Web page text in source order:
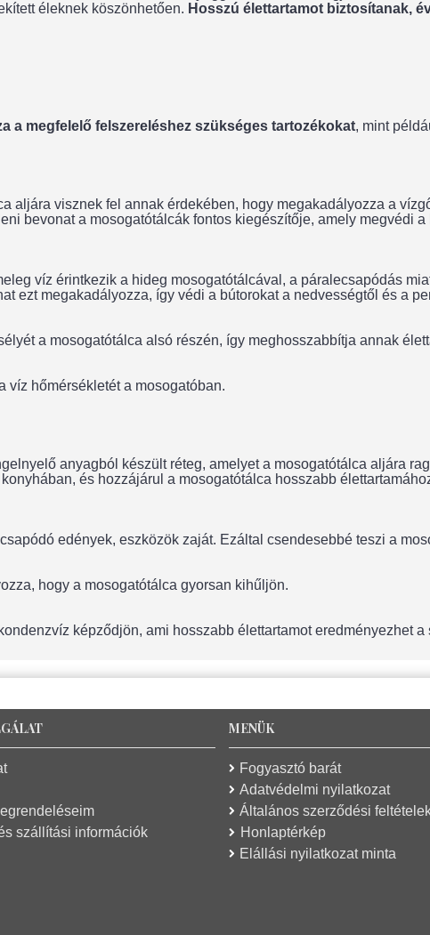
éleknek köszönhetően. Hosszú élettartamot biztosítanak,
a megfelelő felszereléshez szükséges tartozékokat, mint
aljára visznek fel annak érdekében, hogy megakadályozza a
bevonat a mosogatótálcák fontos kiegészítője, amely megvédi
víz érintkezik a hideg mosogatótálcával, a páralecsapódás
ezt megakadályozza, így védi a bútorokat a nedvességtől és a
a mosogatótálca alsó részén, így meghosszabbítja annak
víz hőmérsékletét a mosogatóban.
anyagból készült réteg, amelyet a mosogatótálca aljára
és hozzájárul a mosogatótálca hosszabb
edények, eszközök zaját. Ezáltal csendesebbé teszi a
hogy a mosogatótálca gyorsan kihűljön.
képződjön, ami hosszabb élettartamot eredményezhet
szállítási információk
MENÜK
Fogyasztó barát
Adatvédelmi nyilatkozat
Általános szerződési
Honlaptérkép
Elállási nyilatkozat minta